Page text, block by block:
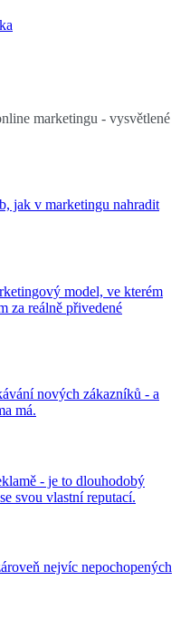
marketingu - vysvětlené
jak v marketingu nahradit
model, ve kterém
za reálně přivedené
nových zákazníků - a
má.
- je to dlouhodobý
svou vlastní reputací.
nejvíc nepochopených